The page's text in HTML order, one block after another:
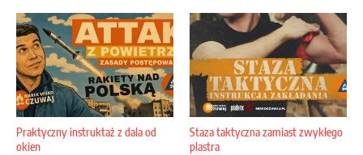
Praktyczny instruktaż z dala od
okien
Staza taktyczna zamiast zwykłego
plastra